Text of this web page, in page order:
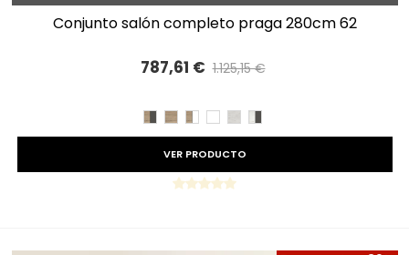
conjunto salón completo praga 280cm 62
787,61 € 1.125,15 €
CAMBRIAN/PIZARRA
CAMBRIAN
CAMBRIAN/BLANCO
BLANCO
TIBETTIBET/PIZARRA
VER PRODUCTO